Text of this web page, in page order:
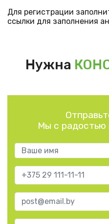
Для регистрации
ссылки для заполнения
Нужна
Мы с радостью